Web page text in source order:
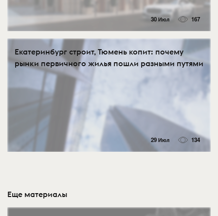
30 Июл 167
Екатеринбург строит, Тюмень копит: почему
рынки первичного жилья пошли разными путями
29 Июл 134
Еще материалы